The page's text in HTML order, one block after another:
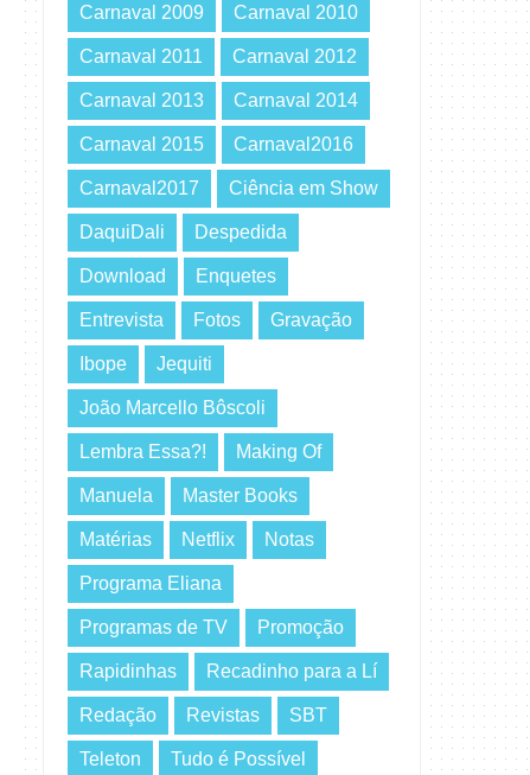
Carnaval 2009 Carnaval 2010
Carnaval 2011 Carnaval 2012
Carnaval 2013 Carnaval 2014
Carnaval 2015 Carnaval2016
Carnaval2017 Ciência em Show
DaquiDali Despedida
Download Enquetes
Entrevista Fotos Gravação
Ibope Jequiti
João Marcello Bôscoli
Lembra Essa?! Making Of
Manuela Master Books
Matérias Netflix Notas
Programa Eliana
Programas de TV Promoção
Rapidinhas Recadinho para a Lí
Redação Revistas SBT
Teleton Tudo é Possível